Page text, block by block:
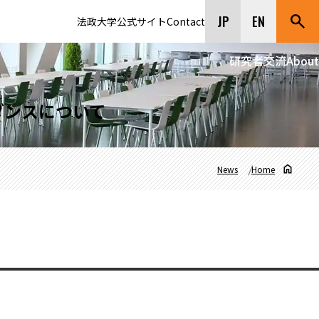
法政大学公式サイトContact JP EN
研究者交流About
スについて
Home
News